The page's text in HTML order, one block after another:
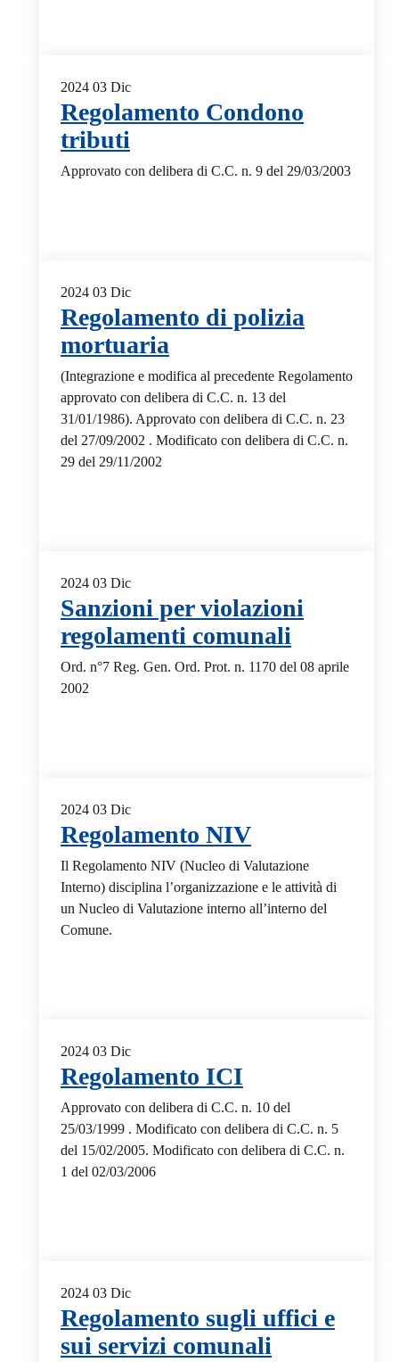
2024 03 Dic
Regolamento Condono
tributi
Approvato con delibera di C.C. n. 9 del 29/03/2003
2024 03 Dic
Regolamento di polizia
mortuaria
(Integrazione e modifica al precedente Regolamento
approvato con delibera di C.C. n. 13 del
31/01/1986). Approvato con delibera di C.C. n. 23
del 27/09/2002 . Modificato con delibera di C.C. n.
29 del 29/11/2002
2024 03 Dic
Sanzioni per violazioni
regolamenti comunali
Ord. n°7 Reg. Gen. Ord. Prot. n. 1170 del 08 aprile
2002
2024 03 Dic
Regolamento NIV
Il Regolamento NIV (Nucleo di Valutazione
Interno) disciplina l’organizzazione e le attività di
un Nucleo di Valutazione interno all’interno del
Comune.
2024 03 Dic
Regolamento ICI
Approvato con delibera di C.C. n. 10 del
25/03/1999 . Modificato con delibera di C.C. n. 5
del 15/02/2005. Modificato con delibera di C.C. n.
1 del 02/03/2006
2024 03 Dic
Regolamento sugli uffici e
sui servizi comunali